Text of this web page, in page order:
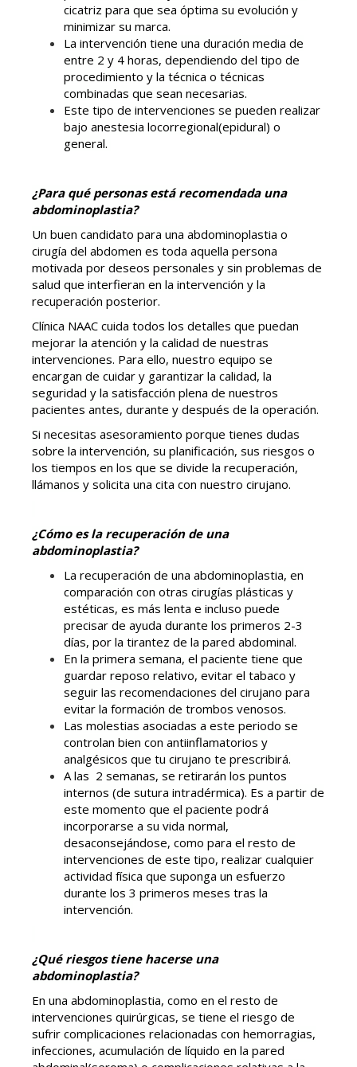
cicatriz para que sea óptima su evolución y
minimizar su marca.
La intervención tiene una duración media de
entre 2 y 4 horas, dependiendo del tipo de
procedimiento y la técnica o técnicas
combinadas que sean necesarias.
Este tipo de intervenciones se pueden realizar
bajo anestesia locorregional(epidural) o
general.
¿Para qué personas está recomendada una
abdominoplastia?
Un buen candidato para una abdominoplastia o
cirugía del abdomen es toda aquella persona
motivada por deseos personales y sin problemas de
salud que interfieran en la intervención y la
recuperación posterior.
Clínica NAAC cuida todos los detalles que puedan
mejorar la atención y la calidad de nuestras
intervenciones. Para ello, nuestro equipo se
encargan de cuidar y garantizar la calidad, la
seguridad y la satisfacción plena de nuestros
pacientes antes, durante y después de la operación.
Si necesitas asesoramiento porque tienes dudas
sobre la intervención, su planificación, sus riesgos o
los tiempos en los que se divide la recuperación,
llámanos y solicita una cita con nuestro cirujano.
¿Cómo es la recuperación de una
abdominoplastia?
La recuperación de una abdominoplastia, en
comparación con otras cirugías plásticas y
estéticas, es más lenta e incluso puede
precisar de ayuda durante los primeros 2-3
días, por la tirantez de la pared abdominal.
En la primera semana, el paciente tiene que
guardar reposo relativo, evitar el tabaco y
seguir las recomendaciones del cirujano para
evitar la formación de trombos venosos.
Las molestias asociadas a este periodo se
controlan bien con antiinflamatorios y
analgésicos que tu cirujano te prescribirá.
A las 2 semanas, se retirarán los puntos
internos (de sutura intradérmica). Es a partir de
este momento que el paciente podrá
incorporarse a su vida normal,
desaconsejándose, como para el resto de
intervenciones de este tipo, realizar cualquier
actividad física que suponga un esfuerzo
durante los 3 primeros meses tras la
intervención.
¿Qué riesgos tiene hacerse una
abdominoplastia?
En una abdominoplastia, como en el resto de
intervenciones quirúrgicas, se tiene el riesgo de
sufrir complicaciones relacionadas con hemorragias,
infecciones, acumulación de líquido en la pared